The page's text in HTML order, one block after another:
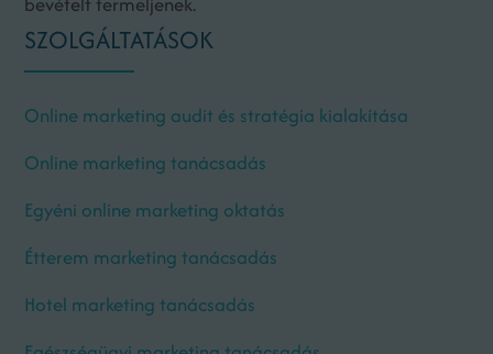
SZOLGÁLTATÁSOK
Online marketing audit és stratégia kialakítása
Online marketing tanácsadás
Egyéni online marketing oktatás
Étterem marketing tanácsadás
Hotel marketing tanácsadás